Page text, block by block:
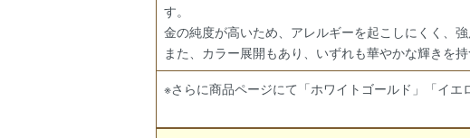
す。
金の純度が高いため、アレルギーを起こしにくく、
また、カラー展開もあり、いずれも華やかな輝きを
※さらに商品ページにて「ホワイトゴールド」「イエ